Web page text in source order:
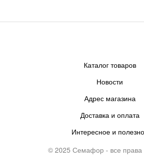
Каталог товаров
Новости
Адрес магазина
Доставка и оплата
Интересное и
© 2025 Семафор - все